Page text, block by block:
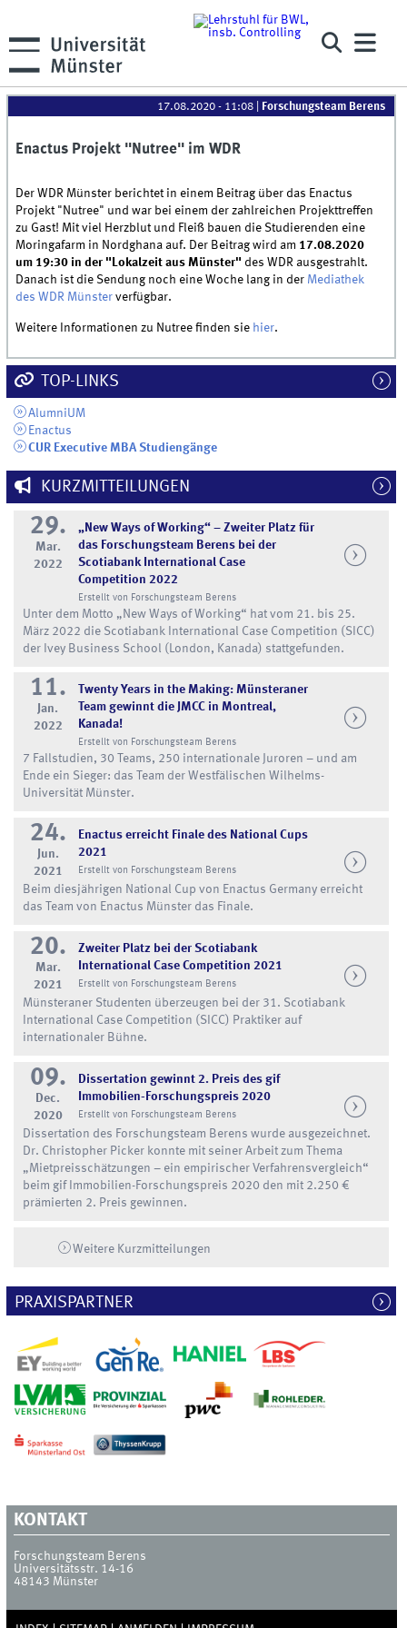
17.08.2020 - 11:08 Forschungsteam Berens
Enactus Projekt "Nutree" im WDR
Der WDR Münster berichtet in einem Beitrag über das Enactus
Projekt "Nutree" und war bei einem der zahlreichen Projekttreffen
zu Gast! Mit viel Herzblut und Fleiß bauen die Studierenden eine
Moringafarm in Nordghana auf. Der Beitrag wird am 17.08.2020
um 19:30 in der "Lokalzeit aus Münster" des WDR ausgestrahlt.
Danach ist die Sendung noch eine Woche lang in der Mediathek
des WDR Münster verfügbar.
Weitere Informationen zu Nutree finden sie hier.
TOP-LINKS
AlumniUM
Enactus
CUR Executive MBA Studiengänge
KURZMITTEILUNGEN
29.
Mar.
2022
„New Ways of Working“ – Zweiter Platz für
das Forschungsteam Berens bei der
Scotiabank International Case
Competition 2022
Erstellt von Forschungsteam Berens
Unter dem Motto „New Ways of Working“ hat vom 21. bis 25.
März 2022 die Scotiabank International Case Competition (SICC)
der Ivey Business School (London, Kanada) stattgefunden.
11.
Jan.
2022
Twenty Years in the Making: Münsteraner
Team gewinnt die JMCC in Montreal,
Kanada!
Erstellt von Forschungsteam Berens
7 Fallstudien, 30 Teams, 250 internationale Juroren – und am
Ende ein Sieger: das Team der Westfälischen Wilhelms-
Universität Münster.
24.
Jun.
2021
Enactus erreicht Finale des National Cups
2021
Erstellt von Forschungsteam Berens
Beim diesjährigen National Cup von Enactus Germany erreicht
das Team von Enactus Münster das Finale.
20.
Mar.
2021
Zweiter Platz bei der Scotiabank
International Case Competition 2021
Erstellt von Forschungsteam Berens
Münsteraner Studenten überzeugen bei der 31. Scotiabank
International Case Competition (SICC) Praktiker auf
internationaler Bühne.
09.
Dec.
2020
Dissertation gewinnt 2. Preis des gif
Immobilien-Forschungspreis 2020
Erstellt von Forschungsteam Berens
Dissertation des Forschungsteam Berens wurde ausgezeichnet.
Dr. Christopher Picker konnte mit seiner Arbeit zum Thema
„Mietpreisschätzungen – ein empirischer Verfahrensvergleich“
beim gif Immobilien-Forschungspreis 2020 den mit 2.250 €
prämierten 2. Preis gewinnen.
Weitere Kurzmitteilungen
PRAXISPARTNER
KONTAKT
Forschungsteam Berens
Universitätsstr. 14-16
48143 Münster